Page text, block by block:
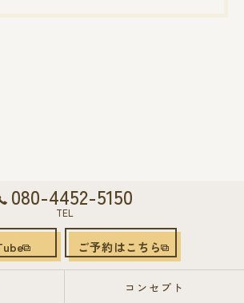
080-4452-5150
TEL
ご予約はこちら
コンセプト